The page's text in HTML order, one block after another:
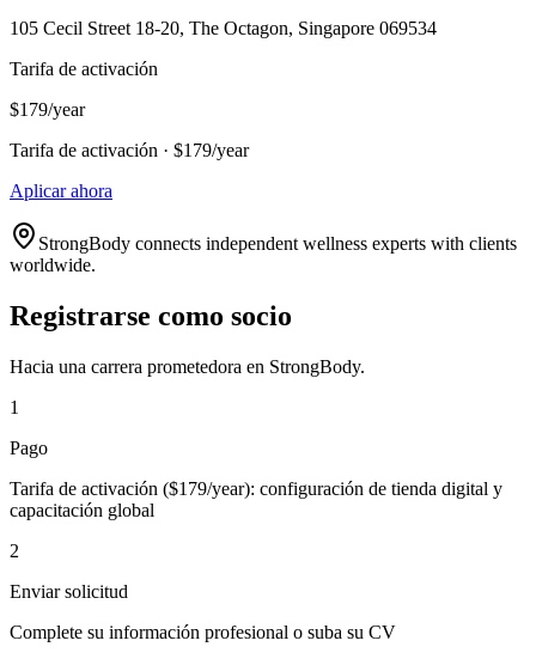
105 Cecil Street 18-20, The Octagon, Singapore 069534
Tarifa de activación
$179/year
Tarifa de activación · $179/year
Aplicar ahora
StrongBody connects independent wellness experts with clients
worldwide.
Registrarse como socio
Hacia una carrera prometedora en StrongBody.
1
Pago
Tarifa de activación ($179/year): configuración de tienda digital y
capacitación global
2
Enviar solicitud
Complete su información profesional o suba su CV